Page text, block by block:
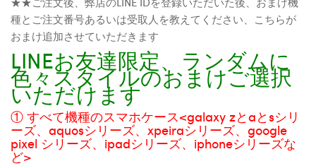
種とご注文番号あるいは受取人を教えてください、こちらが
おまけ追加させていただきます
LINEお友達限定、ランダムに
色々スタイルのおまけご選択
いただけます
① すべて機種のスマホケース<galaxy zとaとsシリ
ーズ、aquosシリーズ、xpeiraシリーズ、google
pixel シリーズ、ipadシリーズ、iphoneシリーズな
ど>